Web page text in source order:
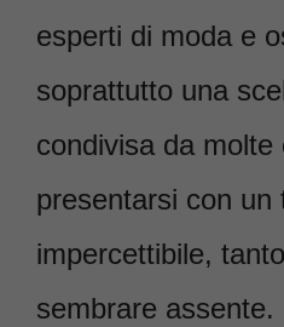
esperti di moda e
soprattutto una
condivisa da molte
presentarsi con un
impercettibile,
sembrare assente.